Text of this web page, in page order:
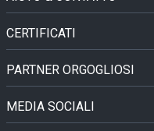
CERTIFICATI
PARTNER ORGOGLIOSI
MEDIA SOCIALI